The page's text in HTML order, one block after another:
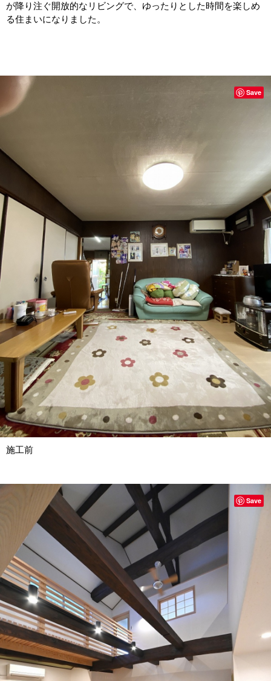
が降り注ぐ開放的なリビングで、ゆったりとした時間を楽しめ
る住まいになりました。
施工前
Save
Save